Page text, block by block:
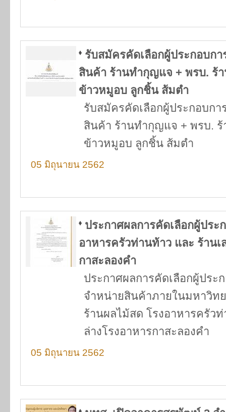
รับสมัครคัดเลือกผู้ประกอบก
สินค้า ร้านทำกุญแจ + พรบ. ร้า
ข้าวหมูอบ ลูกชิ้น ส้มตำ
รับสมัครคัดเลือกผู้ประกอบก
สินค้า ร้านทำกุญแจ + พรบ. ร้
ข้าวหมูอบ ลูกชิ้น ส้มตำ
05 มิถุนายน 2562
ประกาศผลการคัดเลือกผู้ประ
อาหารครัวท่านท้าว และ ร้าน
กาสะลองคำ
ประกาศผลการคัดเลือกผู้ประ
จำหน่ายสินค้าภายในมหาวิท
ร้านผลไม้สด โรงอาหารครัว
ล่างโรงอาหารกาสะลองคำ
05 มิถุนายน 2562